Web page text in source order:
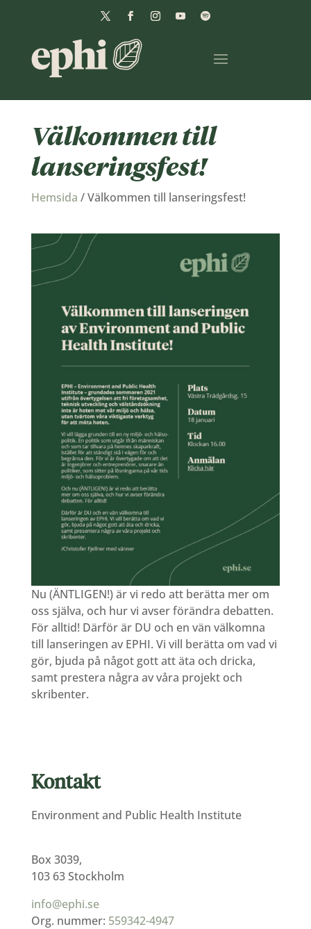
Välkommen till
lanseringsfest!
Hemsida /Välkommen till lanseringsfest!
Nu (ÄNTLIGEN!) är vi redo att berätta mer om
oss själva, och hur vi avser förändra debatten.
För alltid! Därför är DU och en vän välkomna
till lanseringen av EPHI. Vi vill berätta om vad vi
gör, bjuda på något gott att äta och dricka,
samt prestera några av våra projekt och
skribenter.
Kontakt
Environment and Public Health Institute
Box 3039,
103 63 Stockholm
info@ephi.se
Org. nummer: 559342-4947